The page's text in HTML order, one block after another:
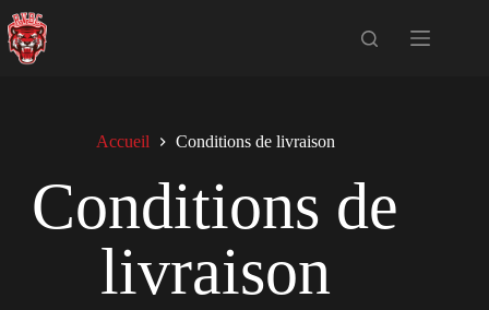
Passer
au
contenu
Accueil Conditions de livraison
Conditions de
livraison